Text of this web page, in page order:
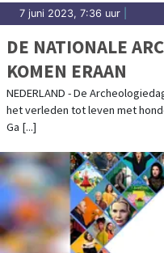
7 juni 2023, 7:36 uur
DE NATIONALE
KOMEN ERAAN
NEDERLAND - De
het verleden tot leven met
Ga [...]